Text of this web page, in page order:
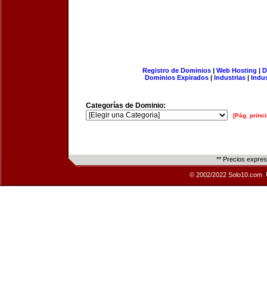
Registro de Dominios| Web Hosting |
Dominios Expirados | Industrias |
Categorías de Dominio:
[Pág.
** Precios
© 2002/2022 Solo10.com